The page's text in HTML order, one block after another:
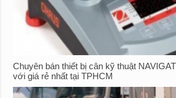
Chuyên bán thiết bị cân kỹ thuật
với giá rẻ nhất tại TPHCM